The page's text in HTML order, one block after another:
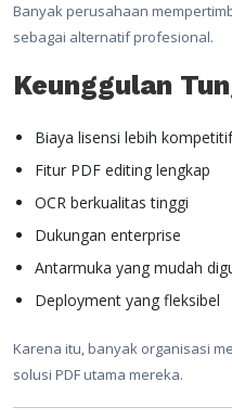
Banyak perusahaan
sebagai alternatif profesional.
Keunggulan
Biaya lisensi lebih kompetitif
Fitur PDF editing lengkap
OCR berkualitas tinggi
Dukungan enterprise
Antarmuka yang mudah
Deployment yang fleksibel
Karena itu, banyak organisasi
solusi PDF utama mereka.